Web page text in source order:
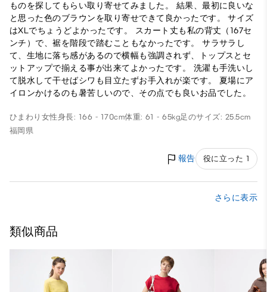
ものを探してもらい取り寄せてみました。 結果、最初に良いな
と思った色のブラウンを取り寄せできて良かったです。 サイズ
はXLでちょうどよかったです。 スカート丈も私の背丈（167セ
ンチ）で、裾を階段で踏むこともなかったです。 サラサラし
て、生地に落ち感があるので横幅も強調されず、トップスとセ
ットアップで揃える事が出来てよかったです。 洗濯も手洗いし
て脱水して干せばシワも目立たずお手入れが楽です。 夏場にア
イロンかけるのも暑苦しいので、その点でも良いお品でした。
ひまわり 女性身長: 166 - 170cm体重: 61 - 65kg足のサイズ: 25.5cm
福岡県
報告 役に立った 1
さらに表示
類似商品